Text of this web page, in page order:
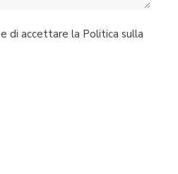
di accettare la Politica sulla